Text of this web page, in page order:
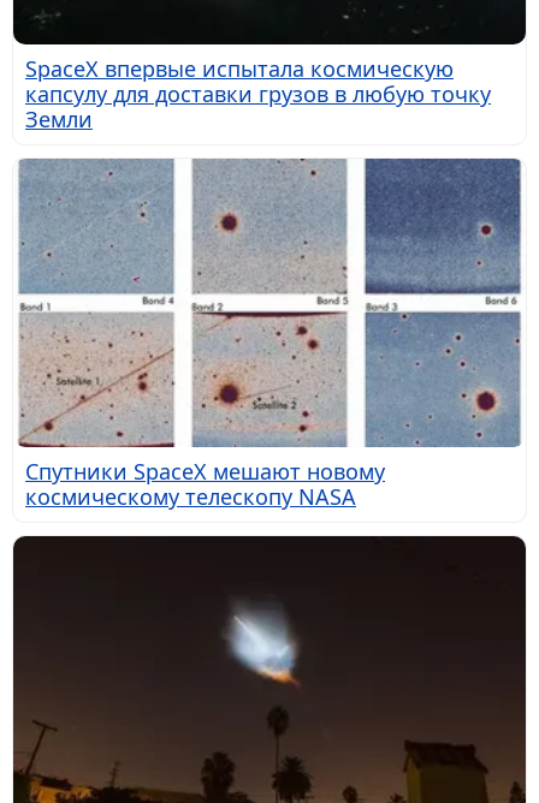
SpaceX впервые испытала космическую
капсулу для доставки грузов в любую точку
Земли
Спутники SpaceX мешают новому
космическому телескопу NASA